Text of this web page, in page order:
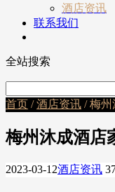
酒店资讯
联系我们
全站搜索
首页 /酒店资讯 / 梅
梅州沐成酒店
2023-03-12酒店资讯